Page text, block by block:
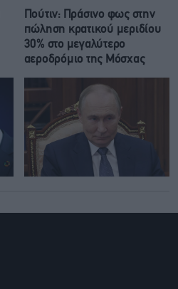
Πούτιν: Πράσινο φως στην
πώληση κρατικού μεριδίου
30% στο μεγαλύτερο
αεροδρόμιο της Μόσχας